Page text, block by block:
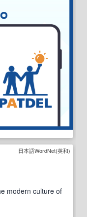
日本語WordNet(英和)
modern culture of